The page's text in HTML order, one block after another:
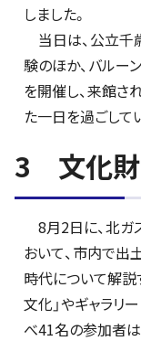
しました。
当日は、公立千
験のほか、バルー
を開催し、来館さ
た一日を過ごして
3 文化財
8月2日に、北ガ
おいて、市内で出
時代について解
文化」やギャラリ
べ41名の参加者は